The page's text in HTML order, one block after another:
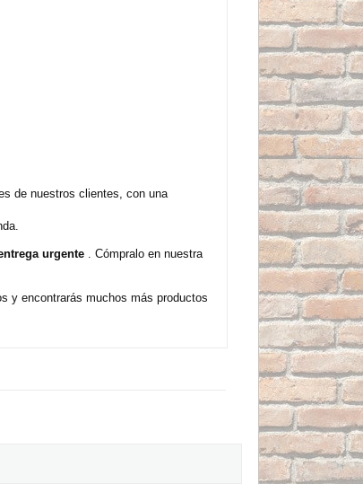
de nuestros clientes, con una
urgente . Cómpralo en nuestra
y encontrarás muchos más productos